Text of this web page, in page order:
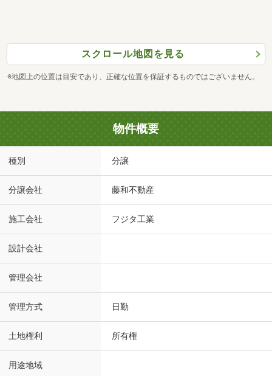
スクロール地図を見る
※地図上の位置は目安であり、正確な位置を保証するものではございません。
物件概要
種別 分譲
分譲会社 藤和不動産
施工会社 フジタ工業
設計会社
管理会社
管理方式 日勤
土地権利 所有権
用途地域